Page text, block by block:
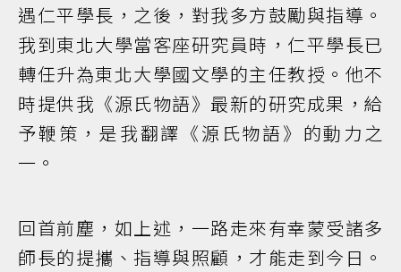
遇仁平學長，之後，對我多方鼓勵與指導。
我到東北大學當客座研究員時，仁平學長已
轉任升為東北大學國文學的主任教授。他不
時提供我《源氏物語》最新的研究成果，給
予鞭策，是我翻譯《源氏物語》的動力之
一。
回首前塵，如上述，一路走來有幸蒙受諸多
師長的提攜、指導與照顧，才能走到今日。